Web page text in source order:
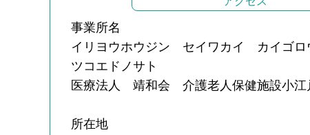
事業所名
イリヨウホウジン セイワカイ カイゴロ
ツコエドノサト
医療法人 靖和会 介護老人保健施設小江
所在地